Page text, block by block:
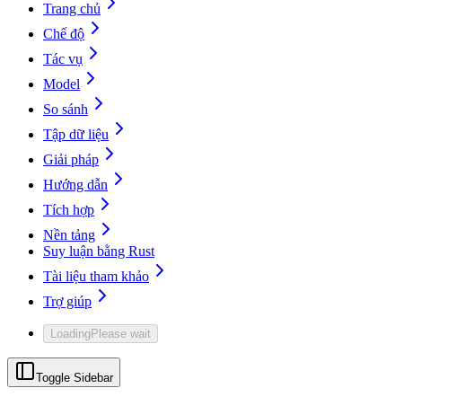
Trang chủ
Chế độ
Tác vụ
Model
So sánh
Tập dữ liệu
Giải pháp
Hướng dẫn
Tích hợp
Nền tảng
Suy luận bằng Rust
Tài liệu tham khảo
Trợ giúp
LoadingPlease wait
Toggle Sidebar